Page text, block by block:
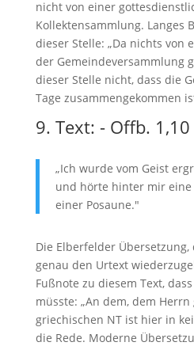
nicht von einer
Kollektensammlung. Langes
dieser Stelle: „Da nichts von
der Gemeindeversammlung
dieser Stelle nicht, dass die
Tage zusammengekommen
9. Text: - Offb. 1,10
„Ich wurde vom Geist
und hörte hinter mir eine
einer Posaune."
Die Elberfelder
genau den Urtext
Fußnote zu diesem Text,
müsste: „An dem, dem
griechischen NT ist hier in
die Rede. Moderne